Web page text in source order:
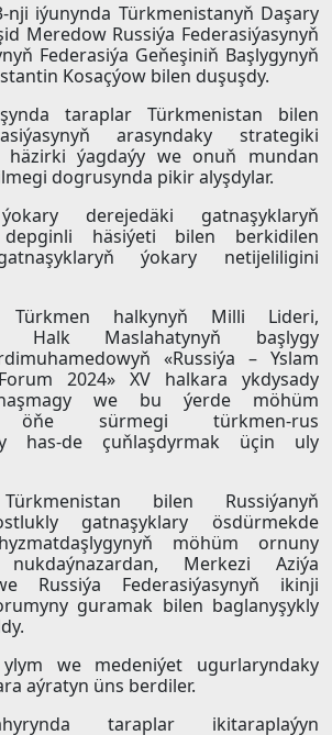
nji iýunynda Türkmenistanyň Daşary
Meredow Russiýa Federasiýasynyň
Federasiýa Geňeşiniň Başlygynyň
Kosaçýow bilen duşuşdy.
taraplar Türkmenistan bilen
arasyndaky strategiki
häzirki ýagdaýy we onuň mundan
dogrusynda pikir alyşdylar.
derejedäki gatnaşyklaryň
häsiýeti bilen berkidilen
ýokary netijeliligini
Türkmen halkynyň Milli Lideri,
Halk Maslahatynyň başlygy
«Russiýa – Yslam
2024» XV halkara ykdysady
we bu ýerde möhüm
öňe sürmegi türkmen-rus
has-de çuňlaşdyrmak üçin uly
bilen Russiýanyň
gatnaşyklary ösdürmekde
möhüm ornuny
Merkezi Aziýa
Russiýa Federasiýasynyň ikinji
guramak bilen baglanyşykly
we medeniýet ugurlaryndaky
aýratyn üns berdiler.
taraplar ikitaraplaýyn